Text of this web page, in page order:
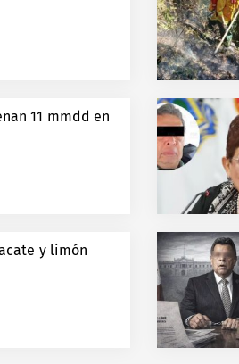
11 mmdd en
y limón